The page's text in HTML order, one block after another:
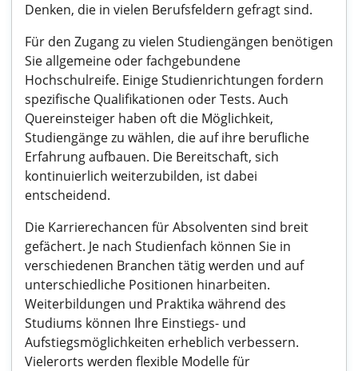
Denken, die in vielen Berufsfeldern gefragt sind.
Für den Zugang zu vielen Studiengängen benötigen
Sie allgemeine oder fachgebundene
Hochschulreife. Einige Studienrichtungen fordern
spezifische Qualifikationen oder Tests. Auch
Quereinsteiger haben oft die Möglichkeit,
Studiengänge zu wählen, die auf ihre berufliche
Erfahrung aufbauen. Die Bereitschaft, sich
kontinuierlich weiterzubilden, ist dabei
entscheidend.
Die Karrierechancen für Absolventen sind breit
gefächert. Je nach Studienfach können Sie in
verschiedenen Branchen tätig werden und auf
unterschiedliche Positionen hinarbeiten.
Weiterbildungen und Praktika während des
Studiums können Ihre Einstiegs- und
Aufstiegsmöglichkeiten erheblich verbessern.
Vielerorts werden flexible Modelle für